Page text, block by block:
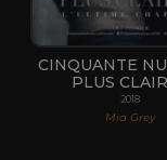
CINQUANTE
PLUS
2018
Mia Grey